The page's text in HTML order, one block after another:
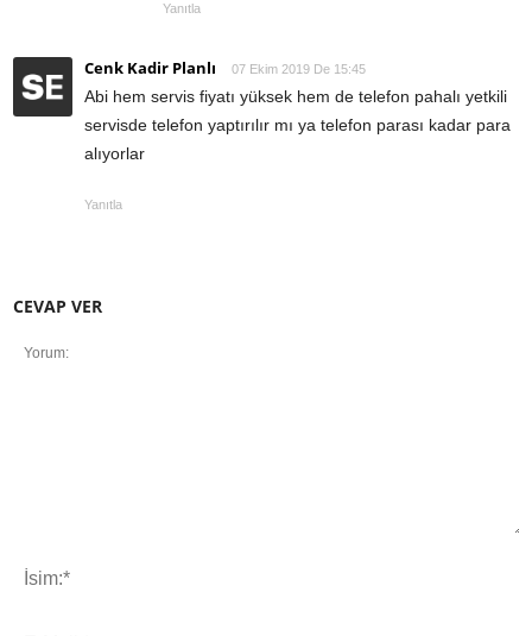
Yanıtla
Cenk Kadir Planlı 07 Ekim 2019 De 15:45
Abi hem servis fiyatı yüksek hem de telefon pahalı yetkili
servisde telefon yaptırılır mı ya telefon parası kadar para
alıyorlar
Yanıtla
CEVAP VER